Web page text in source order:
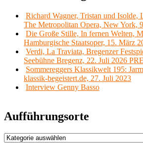
Richard Wagner, Tristan und Isolde,
The Metropolitan Opera, New York,
Die Große Stille, In fernen Welten,
Hamburgische Staatsoper, 15. März
Verdi, La Traviata, Bregenzer
Seebühne Bregenz, 22. Juli 2026
Sommereggers Klassikwelt 195:
klassik-begeistert.de, 27. Juli 2023
Interview Genny Basso
Aufführungsorte
Aufführungsorte